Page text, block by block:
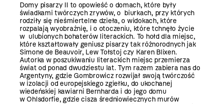
Domy pisarzy II to opowieść o domach, które były
świadkami twórczych zrywów, o biurkach, przy których
rodziły się nieśmiertelne dzieła, o widokach, które
rozpalają wyobraźnię, i o otoczeniu, które tchnęło życie
w ulubionych bohaterów literackich. To hołd dla miejsc,
które kształtowały geniusz pisarzy tak różnorodnych jak
Simone de Beauvoir, Lew Tołstoj czy Karen Blixen.
Autorka w poszukiwaniu literackich miejsc przemierza
świat od ponad dwudziestu lat. Tym razem zabiera nas do
Argentyny, gdzie Gombrowicz rozwijał swoją twórczość
w izolacji od europejskiego zgiełku, do ukochanej
wiedeńskiej kawiarni Bernharda i do jego domu
w Ohlsdorfie, gdzie cisza średniowiecznych murów